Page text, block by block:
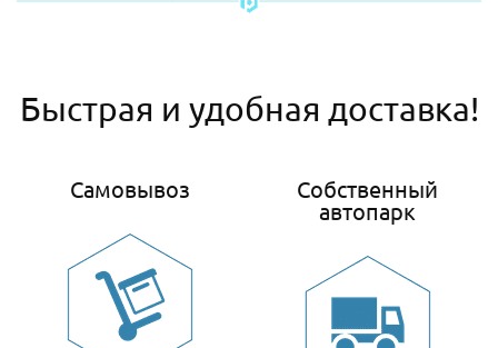
Быстрая и удобная доставка!
Самовывоз
Собственный
автопарк